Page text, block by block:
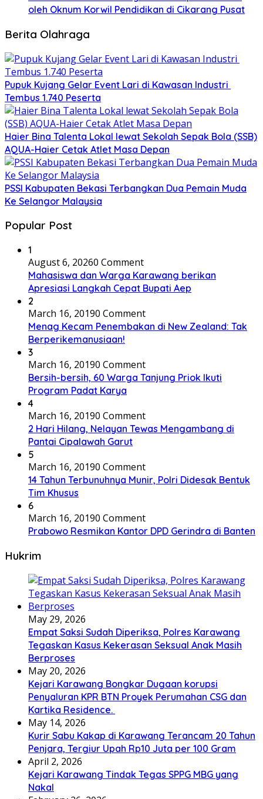
oleh Oknum Korwil Pendidikan di Cikarang Pusat
Berita Olahraga
Pupuk Kujang Gelar Event Lari di Kawasan Industri
Tembus 1.740 Peserta
Haier Bina Talenta Lokal lewat Sekolah Sepak Bola (SSB)
AQUA-Haier Cetak Atlet Masa Depan
PSSI Kabupaten Bekasi Terbangkan Dua Pemain Muda
Ke Selangor Malaysia
Popular Post
1
August 6, 20260 Comment
Mahasiswa dan Warga Karawang berikan
Apresiasi Langkah Cepat Bupati Aep
2
March 16, 20190 Comment
Menag Kecam Penembakan di New Zealand: Tak
Berperikemanusiaan!
3
March 16, 20190 Comment
Bersih-bersih, 60 Warga Tanjung Priok Ikuti
Program Padat Karya
4
March 16, 20190 Comment
2 Hari Hilang, Nelayan Tewas Mengambang di
Pantai Cipalawah Garut
5
March 16, 20190 Comment
14 Tahun Terbunuhnya Munir, Polri Didesak Bentuk
Tim Khusus
6
March 16, 20190 Comment
Prabowo Resmikan Kantor DPD Gerindra di Banten
Hukrim
May 29, 2026
Empat Saksi Sudah Diperiksa, Polres Karawang
Tegaskan Kasus Kekerasan Seksual Anak Masih
Berproses
May 20, 2026
Kejari Karawang Bongkar Dugaan korupsi
Penyaluran KPR BTN Proyek Perumahan CSG dan
Kartika Residence.
May 14, 2026
Kurir Sabu Kakap di Karawang Terancam 20 Tahun
Penjara, Tergiur Upah Rp10 Juta per 100 Gram
April 2, 2026
Kejari Karawang Tindak Tegas SPPG MBG yang
Nakal